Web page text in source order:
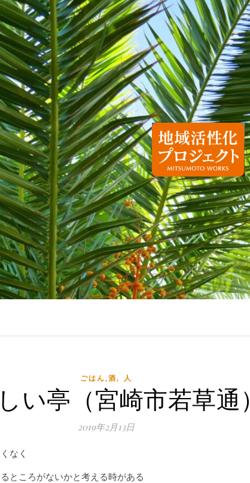
ごはん,酒, 人
い亭（宮崎市若草通）
2019年2月13日
なく
ところがないかと考える時がある